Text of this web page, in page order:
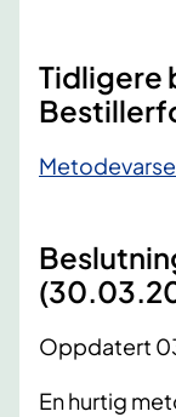
Tidligere
Oppdatert
En hurtig